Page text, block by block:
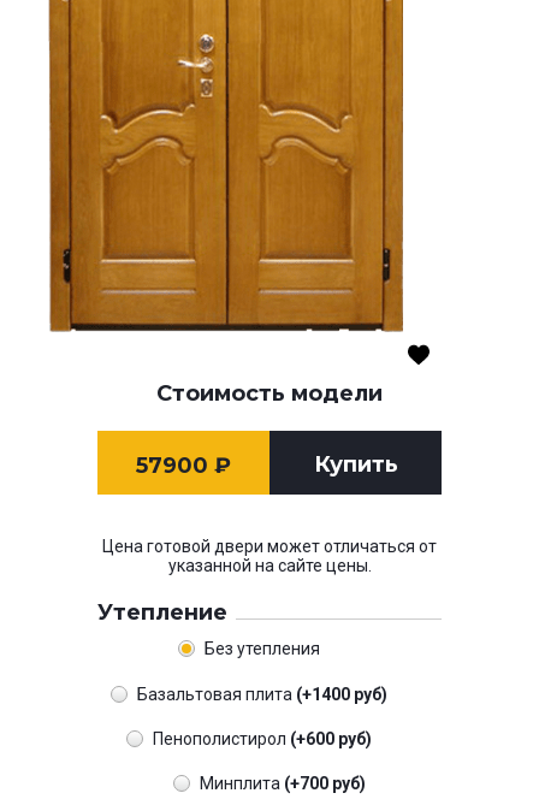
Стоимость модели
57900 ₽ Купить
Цена готовой двери может отличаться от
указанной на сайте цены.
Утепление
Без утепления
Базальтовая плита (+1400 руб)
Пенополистирол (+600 руб)
Минплита (+700 руб)